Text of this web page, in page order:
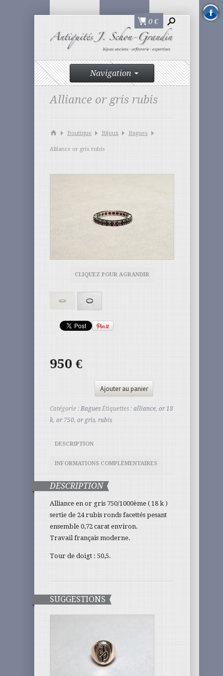
0 €
Navigation
Alliance or gris rubis
Boutique Bijoux Bagues
Alliance or gris rubis
CLIQUEZ POUR AGRANDIR
950 €
Ajouter au panier
Catégorie : Bagues Étiquettes : alliance, or 18
k, or 750, or gris, rubis
DESCRIPTION
INFORMATIONS COMPLÉMENTAIRES
DESCRIPTION
Alliance en or gris 750/1000ème ( 18 k )
sertie de 24 rubis ronds facettés pesant
ensemble 0,72 carat environ.
Travail français moderne.
Tour de doigt : 50,5.
SUGGESTIONS